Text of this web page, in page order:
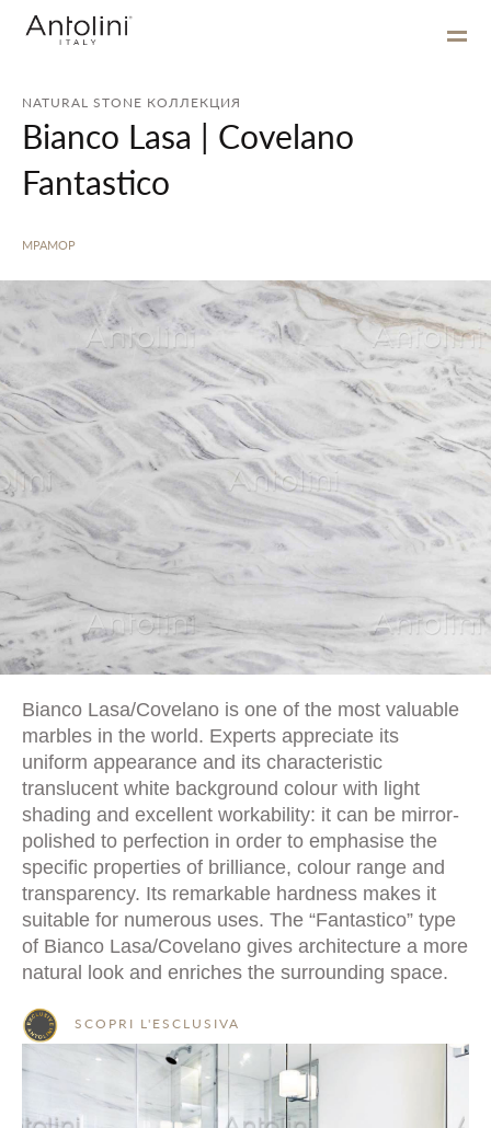
NATURAL STONE КОЛЛЕКЦИЯ
Bianco Lasa | Covelano
Fantastico
МРАМОР
Bianco Lasa/Covelano is one of the most valuable
marbles in the world. Experts appreciate its
uniform appearance and its characteristic
translucent white background colour with light
shading and excellent workability: it can be mirror-
polished to perfection in order to emphasise the
specific properties of brilliance, colour range and
transparency. Its remarkable hardness makes it
suitable for numerous uses. The “Fantastico” type
of Bianco Lasa/Covelano gives architecture a more
natural look and enriches the surrounding space.
SCOPRI L'ESCLUSIVA